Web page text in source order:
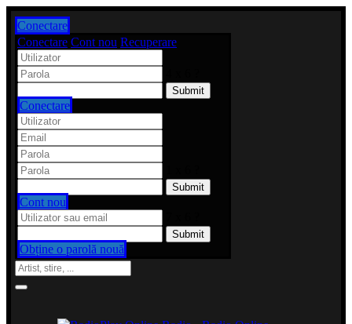
Conectare
Conectare Cont nou Recuperare
Conectare
Cont nou
Obține o parolă nouă